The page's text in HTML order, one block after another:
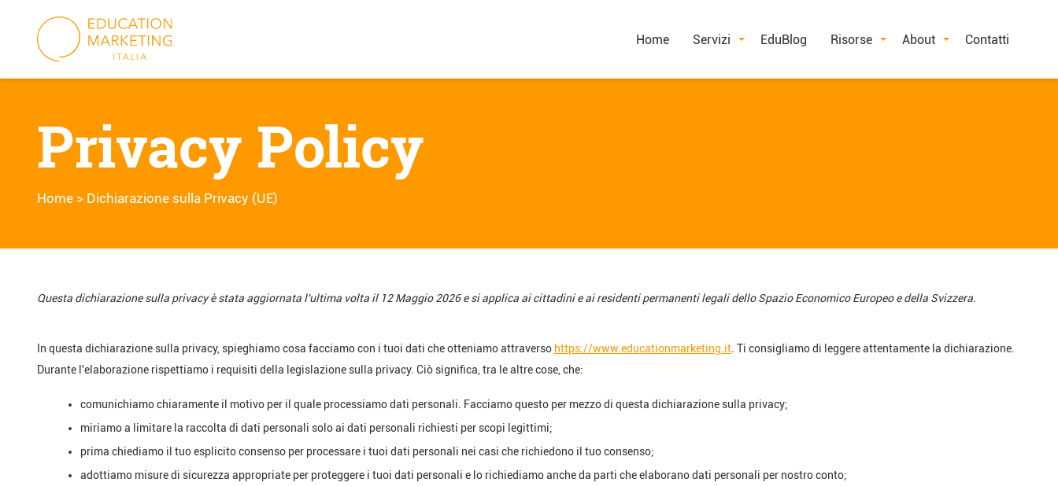
content
Home Servizi EduBlog Risorse About Contatti
Privacy Policy
Home > Dichiarazione sulla Privacy (UE)
Questa dichiarazione sulla privacy è stata aggiornata l'ultima volta il 12 Maggio 2026 e si applica ai cittadini e ai residenti permanenti legali dello Spazio Economico Europeo e della Svizzera.
In questa dichiarazione sulla privacy, spieghiamo cosa facciamo con i tuoi dati che otteniamo attraverso https://www.educationmarketing.it . Ti consigliamo di leggere attentamente la dichiarazione.
Durante l'elaborazione rispettiamo i requisiti della legislazione sulla privacy. Ciò significa, tra le altre cose, che:
comunichiamo chiaramente il motivo per il quale processiamo dati personali. Facciamo questo per mezzo di questa dichiarazione sulla privacy;
miriamo a limitare la raccolta di dati personali solo ai dati personali richiesti per scopi legittimi;
prima chiediamo il tuo esplicito consenso per processare i tuoi dati personali nei casi che richiedono il tuo consenso;
adottiamo misure di sicurezza appropriate per proteggere i tuoi dati personali e lo richiediamo anche da parti che elaborano dati personali per nostro conto;